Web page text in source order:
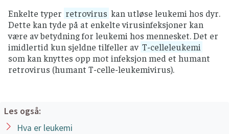
Enkelte typer retrovirus kan utløse leukemi hos dyr.
Dette kan tyde på at enkelte virusinfeksjoner kan
være av betydning for leukemi hos mennesket. Det er
imidlertid kun sjeldne tilfeller av T-celleleukemi
som kan knyttes opp mot infeksjon med et humant
retrovirus (humant T-celle-leukemivirus).
Les også:
Hva er leukemi